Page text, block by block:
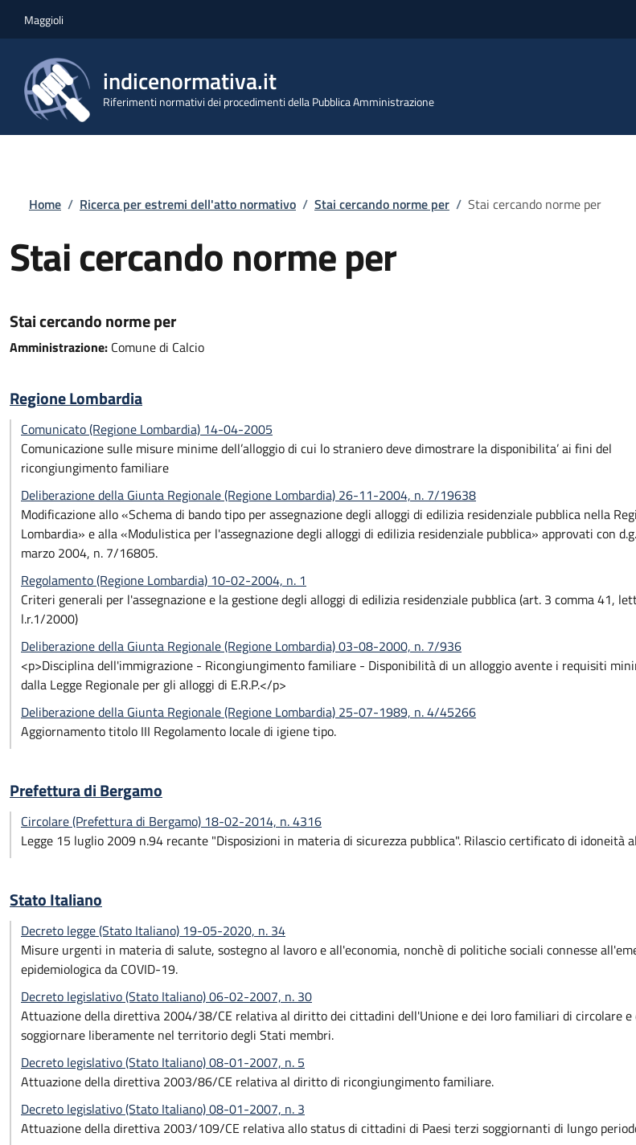
Maggioli
indicenormativa.it
Riferimenti normativi dei procedimenti della Pubblica Amministrazione
Briciole di pane
Home / Ricerca per estremi dell'atto normativo / Stai cercando norme per / Stai cercando norme per
Stai cercando norme per
Stai cercando norme per
Amministrazione: Comune di Calcio
Regione Lombardia
Comunicato (Regione Lombardia) 14-04-2005
Comunicazione sulle misure minime dell’alloggio di cui lo straniero deve dimostrare la disponibilita’ ai fini del
ricongiungimento familiare
Deliberazione della Giunta Regionale (Regione Lombardia) 26-11-2004, n. 7/19638
Modificazione allo «Schema di bando tipo per assegnazione degli alloggi di edilizia residenziale pubblica nella
Lombardia» e alla «Modulistica per l'assegnazione degli alloggi di edilizia residenziale pubblica» approvati con
marzo 2004, n. 7/16805.
Regolamento (Regione Lombardia) 10-02-2004, n. 1
Criteri generali per l'assegnazione e la gestione degli alloggi di edilizia residenziale pubblica (art. 3 comma 41,
l.r.1/2000)
Deliberazione della Giunta Regionale (Regione Lombardia) 03-08-2000, n. 7/936
<p>Disciplina dell'immigrazione - Ricongiungimento familiare - Disponibilità di un alloggio avente i requisiti
dalla Legge Regionale per gli alloggi di E.R.P.</p>
Deliberazione della Giunta Regionale (Regione Lombardia) 25-07-1989, n. 4/45266
Aggiornamento titolo III Regolamento locale di igiene tipo.
Prefettura di Bergamo
Circolare (Prefettura di Bergamo) 18-02-2014, n. 4316
Legge 15 luglio 2009 n.94 recante "Disposizioni in materia di sicurezza pubblica". Rilascio certificato di idoneità
Stato Italiano
Decreto legge (Stato Italiano) 19-05-2020, n. 34
Misure urgenti in materia di salute, sostegno al lavoro e all'economia, nonchè di politiche sociali connesse
epidemiologica da COVID-19.
Decreto legislativo (Stato Italiano) 06-02-2007, n. 30
Attuazione della direttiva 2004/38/CE relativa al diritto dei cittadini dell'Unione e dei loro familiari di circolare e
soggiornare liberamente nel territorio degli Stati membri.
Decreto legislativo (Stato Italiano) 08-01-2007, n. 5
Attuazione della direttiva 2003/86/CE relativa al diritto di ricongiungimento familiare.
Decreto legislativo (Stato Italiano) 08-01-2007, n. 3
Attuazione della direttiva 2003/109/CE relativa allo status di cittadini di Paesi terzi soggiornanti di lungo